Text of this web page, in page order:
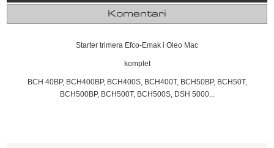
Komentari
Starter trimera Efco-Emak i Oleo Mac
komplet
BCH 40BP, BCH400BP, BCH400S, BCH400T, BCH50BP, BCH50T,
BCH500BP, BCH500T, BCH500S, DSH 5000...